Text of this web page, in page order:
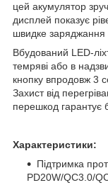
цей акумулятор
дисплей показує
швидке заряджання
Вбудований LED-
темряві або в
кнопку впродовж 3
Захист від
перешкод гарантує
Характеристики:
Підтримка
PD20W/QC3.0/